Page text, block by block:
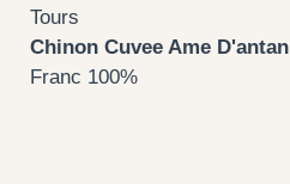
Tours
Chinon Cuvee Ame D'antan
Franc 100%